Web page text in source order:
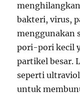
bakteri, virus,
menggunakan
pori-pori kecil
partikel besar.
seperti
untuk